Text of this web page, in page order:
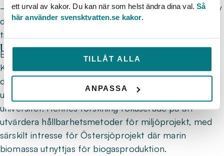
ett urval av kakor. Du kan när som helst ändra dina val.Så
här använder svensktvatten.se kakor.
TILLÅT ALLA
ANPASSA
– Det känns otroligt inspirerande att få vara en del av
detta arbete och bidra till branschens utveckling,
tillägger Emma.
Utbildning och yrkesbakgrund
Emma har en civilingenjörsexamen i bioteknik från
Kungliga Tekniska Högskolan (KTH) och en
doktorsexamen från institutionen för hållbar
utveckling, miljövetenskap och teknik vid samma
universitet. Hennes forskning fokuserade på att
utvärdera hållbarhetsmetoder för miljöprojekt, med
särskilt intresse för Östersjöprojekt där marin
biomassa utnyttjas för biogasproduktion.